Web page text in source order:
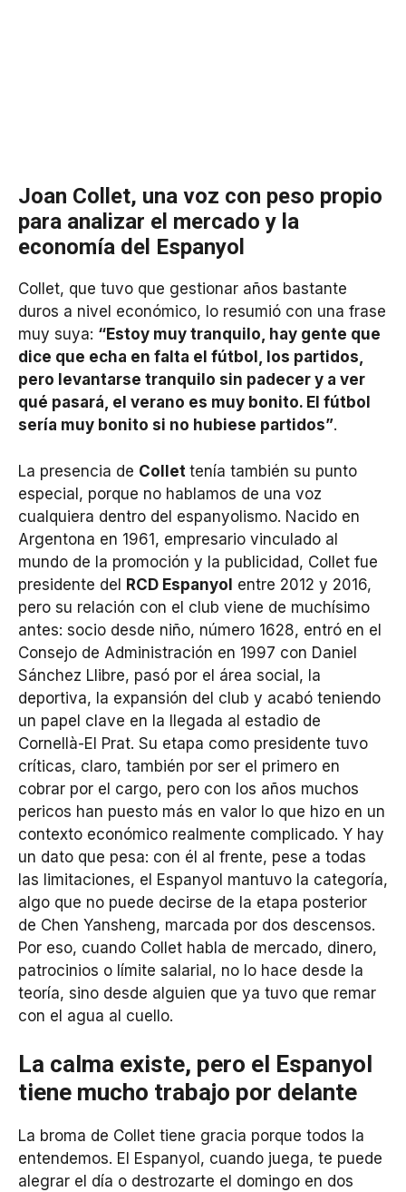
Joan Collet, una voz con peso propio
para analizar el mercado y la
economía del Espanyol
Collet, que tuvo que gestionar años bastante
duros a nivel económico, lo resumió con una frase
muy suya: “Estoy muy tranquilo, hay gente que
dice que echa en falta el fútbol, los partidos,
pero levantarse tranquilo sin padecer y a ver
qué pasará, el verano es muy bonito. El fútbol
sería muy bonito si no hubiese partidos”.
La presencia de Collet tenía también su punto
especial, porque no hablamos de una voz
cualquiera dentro del espanyolismo. Nacido en
Argentona en 1961, empresario vinculado al
mundo de la promoción y la publicidad, Collet fue
presidente del RCD Espanyol entre 2012 y 2016,
pero su relación con el club viene de muchísimo
antes: socio desde niño, número 1628, entró en el
Consejo de Administración en 1997 con Daniel
Sánchez Llibre, pasó por el área social, la
deportiva, la expansión del club y acabó teniendo
un papel clave en la llegada al estadio de
Cornellà-El Prat. Su etapa como presidente tuvo
críticas, claro, también por ser el primero en
cobrar por el cargo, pero con los años muchos
pericos han puesto más en valor lo que hizo en un
contexto económico realmente complicado. Y hay
un dato que pesa: con él al frente, pese a todas
las limitaciones, el Espanyol mantuvo la categoría,
algo que no puede decirse de la etapa posterior
de Chen Yansheng, marcada por dos descensos.
Por eso, cuando Collet habla de mercado, dinero,
patrocinios o límite salarial, no lo hace desde la
teoría, sino desde alguien que ya tuvo que remar
con el agua al cuello.
La calma existe, pero el Espanyol
tiene mucho trabajo por delante
La broma de Collet tiene gracia porque todos la
entendemos. El Espanyol, cuando juega, te puede
alegrar el día o destrozarte el domingo en dos